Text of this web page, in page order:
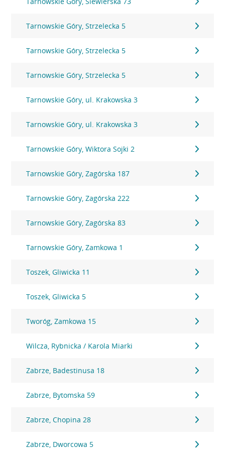
Tarnowskie Góry, Strzelecka 5
Tarnowskie Góry, Strzelecka 5
Tarnowskie Góry, Strzelecka 5
Tarnowskie Góry, ul. Krakowska 3
Tarnowskie Góry, ul. Krakowska 3
Tarnowskie Góry, Wiktora Sojki 2
Tarnowskie Góry, Zagórska 187
Tarnowskie Góry, Zagórska 222
Tarnowskie Góry, Zagórska 83
Tarnowskie Góry, Zamkowa 1
Toszek, Gliwicka 11
Toszek, Gliwicka 5
Tworóg, Zamkowa 15
Wilcza, Rybnicka / Karola Miarki
Zabrze, Badestinusa 18
Zabrze, Bytomska 59
Zabrze, Chopina 28
Zabrze, Dworcowa 5